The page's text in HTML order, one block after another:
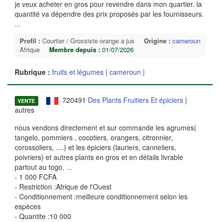
je veux acheter en gros pour revendre dans mon quartier. la
quantité va dépendre des prix proposés par les fournisseurs.
...
Profil : Courtier / Grossiste orange a jus Origine : cameroun
Afrique
Membre depuis : 01/07/2026
Rubrique : fruits et légumes | cameroun |
VENTE 720491 Des Plants Fruitiers Et épiciers|
autres
nous vendons directement et sur commande les agrumes(
tangelo, pommiers , cocotiers, orangers, citronnier,
corossoliers, ....) et les épiciers (lauriers, canneliers,
poivriers) et autres plants en gros et en détails livrable
partout au togo. ...
- 1 000 FCFA
- Restriction :Afrique de l'Ouest
- Conditionnement :meilleure conditionnement selon les
espèces
- Quantite :10 000